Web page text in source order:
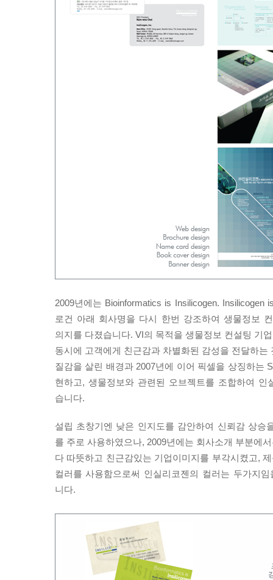
2009년에는 Bioinformatics is Insilicogen. Insilicogen
로건 아래 회사명을 다시 한번 강조하여 생물정보
의지를 다졌습니다. VI의 목적을 생물정보 컨설팅 기
동시에 고객에게 친근감과 차별화된 감성을 전달하는
질감을 살린 배경과 2007년에 이어 픽셀을 상징하는
현하고, 생물정보와 관련된 오브젝트를 조합하여 인
습니다.
설립 초창기엔 낮은 인지도를 감안하여 신뢰감 상승
를 주로 사용하였으나, 2009년에는 회사소개 부분에
다 따뜻하고 친근감있는 기업이미지를 부각시켰고,
컬러를 사용함으로써 인실리코젠의 컬러는 두가지
니다.